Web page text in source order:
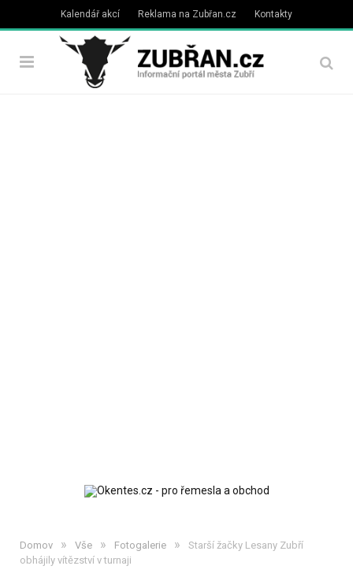
Kalendář akcí Reklama na Zubřan.cz Kontakty
Domov » Vše » Fotogalerie »
Starší žačky Lesany Zubří
obhájily vítězství v turnaji